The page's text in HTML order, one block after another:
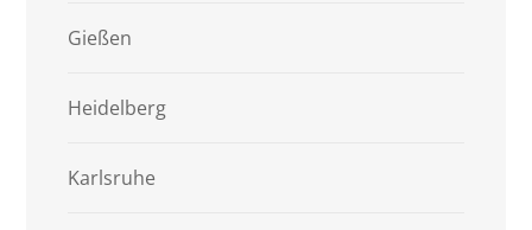
Gießen
Heidelberg
Karlsruhe